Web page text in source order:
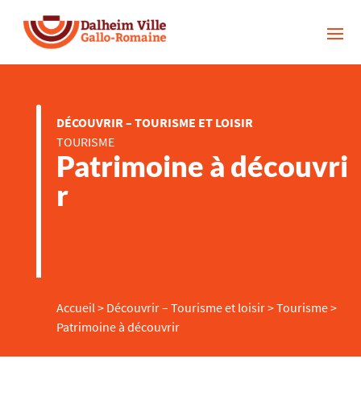
DÉCOUVRIR – TOURISME ET LOISIR
TOURISME
Patrimoine à découvri
r
Accueil > Découvrir – Tourisme et loisir>Tourisme>
Patrimoine à découvrir